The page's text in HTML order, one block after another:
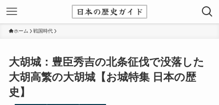
ホーム 戦国時代
大胡城：豊臣秀吉の北条征伐で没落した
大胡高繁の大胡城【お城特集 日本の歴
史】